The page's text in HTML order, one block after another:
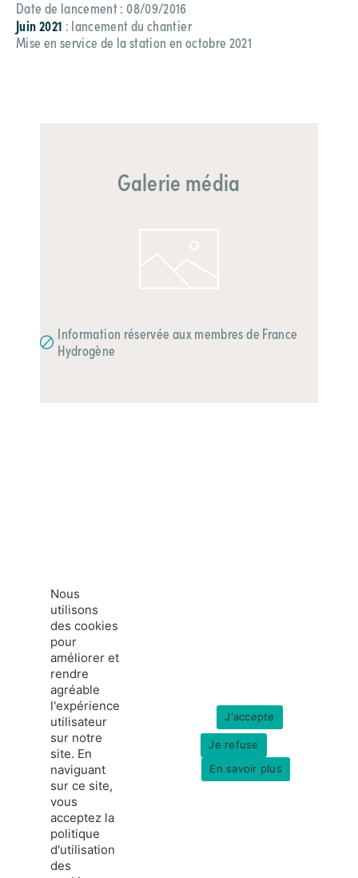
Date de lancement : 08/09/2016
Juin 2021 : lancement du chantier
Mise en service de la station en octobre 2021
Galerie média
Information réservée aux membres de France
Hydrogène
france-hydrogene.org
Données personnelles
Mentions légales
Nous
utilisons
des cookies
pour
améliorer et
rendre
agréable
l'expérience
utilisateur
sur notre
site. En
naviguant
sur ce site,
vous
acceptez la
politique
d'utilisation
des
J'accepte
Je refuse
En savoir plus